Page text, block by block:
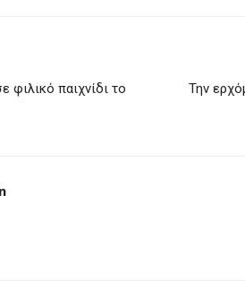
φιλικό παιχνίδι το
Την